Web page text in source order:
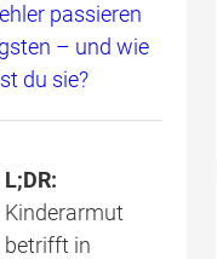
passieren
– und wie
du sie?
L;DR:
Kinderarmut
betrifft in